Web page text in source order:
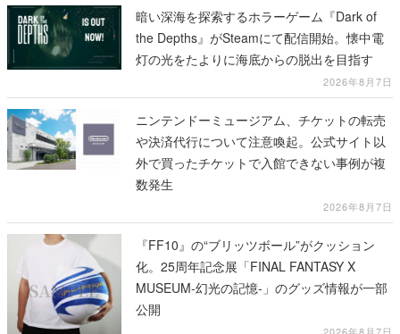
暗い深海を探索するホラーゲーム『Dark of
the Depths』がSteamにて配信開始。懐中電
灯の光をたよりに海底からの脱出を目指す
2026年8月7日
ニンテンドーミュージアム、チケットの転売
や決済代行について注意喚起。公式サイト以
外で買ったチケットで入館できない事例が複
数発生
2026年8月7日
『FF10』の“ブリッツボール”がクッション
化。25周年記念展「FINAL FANTASY X
MUSEUM-幻光の記憶-」のグッズ情報が一部
公開